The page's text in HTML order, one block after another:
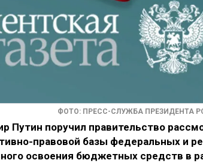
ФОТО: ПРЕСС-СЛУЖБА ПРЕЗИДЕНТА
Путин поручил правительство
правовой базы федеральных и
освоения бюджетных средств в